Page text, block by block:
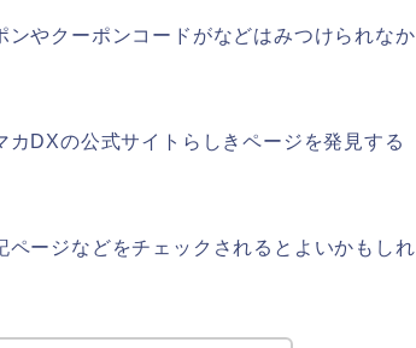
やクーポンコードがなどはみつけられなか
DXの公式サイトらしきページを発見する
ージなどをチェックされるとよいかもしれ